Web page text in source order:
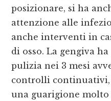
posizionare, si ha
attenzione alle
anche interventi in
di osso. La gengiva
pulizia nei 3 mesi
controlli continuativi,
una guarigione molto